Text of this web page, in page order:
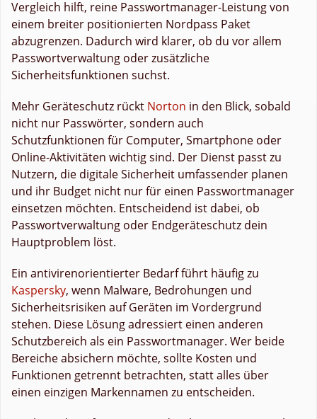
Vergleich hilft, reine Passwortmanager-Leistung von
einem breiter positionierten Nordpass Paket
abzugrenzen. Dadurch wird klarer, ob du vor allem
Passwortverwaltung oder zusätzliche
Sicherheitsfunktionen suchst.
Mehr Geräteschutz rückt Norton in den Blick, sobald
nicht nur Passwörter, sondern auch
Schutzfunktionen für Computer, Smartphone oder
Online-Aktivitäten wichtig sind. Der Dienst passt zu
Nutzern, die digitale Sicherheit umfassender planen
und ihr Budget nicht nur für einen Passwortmanager
einsetzen möchten. Entscheidend ist dabei, ob
Passwortverwaltung oder Endgeräteschutz dein
Hauptproblem löst.
Ein antivirenorientierter Bedarf führt häufig zu
Kaspersky, wenn Malware, Bedrohungen und
Sicherheitsrisiken auf Geräten im Vordergrund
stehen. Diese Lösung adressiert einen anderen
Schutzbereich als ein Passwortmanager. Wer beide
Bereiche absichern möchte, sollte Kosten und
Funktionen getrennt betrachten, statt alles über
einen einzigen Markennamen zu entscheiden.